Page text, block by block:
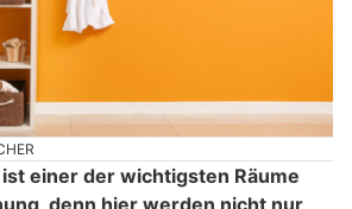
einer der wichtigsten Räume
denn hier werden nicht nur